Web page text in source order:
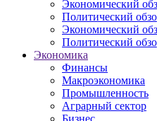
Экономический
Политический
Экономический
Политический
Экономика
Финансы
Макроэкономика
Промышленность
Аграрный сектор
Бизнес